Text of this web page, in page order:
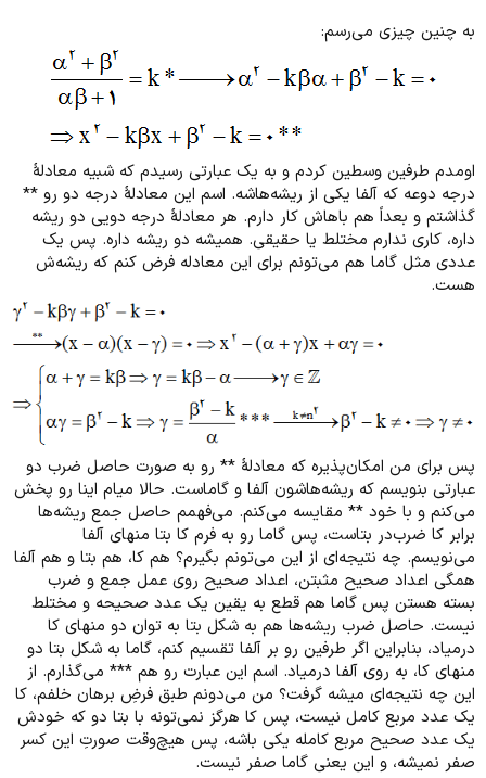
به چنین چیزی می‌رسم:
اومدم طرفین وسطین کردم و به یک عبارتی رسیدم که شبیه معادلۀ
درجه دوعه که آلفا یکی از ریشه‌هاشه. اسم این معادلۀ درجه دو رو **
گذاشتم و بعداً هم باهاش کار دارم. هر معادلۀ درجه دویی دو ریشه
داره، کاری ندارم مختلط یا حقیقی. همیشه دو ریشه داره. پس یک
عددی مثل گاما هم می‌تونم برای این معادله فرض کنم که ریشه‌ش
هست.
پس برای من امکان‌پذیره که معادلۀ ** رو به صورت حاصل ضرب دو
عبارتی بنویسم که ریشه‌هاشون آلفا و گاماست. حالا میام اینا رو پخش
می‌کنم و با خود ** مقایسه می‌کنم. می‌فهمم حاصل جمع ریشه‌ها
برابر کا ضرب‌در بتاست، پس گاما رو به فرم کا بتا منهای آلفا
می‌نویسم. چه نتیجه‌ای از این می‌تونم بگیرم؟ هم کا، هم بتا و هم آلفا
همگی اعداد صحیح مثبتن، اعداد صحیح روی عمل جمع و ضرب
بسته هستن پس گاما هم قطع به یقین یک عدد صحیحه و مختلط
نیست. حاصل ضرب ریشه‌ها هم به شکل بتا به توان دو منهای کا
درمیاد، بنابراین اگر طرفین رو بر آلفا تقسیم کنم، گاما به شکل بتا دو
منهای کا، به روی آلفا درمیاد. اسم این عبارت رو هم *** می‌گذارم. از
این چه نتیجه‌ای میشه گرفت؟ من می‌دونم طبق فرضِ برهان خلفم، کا
یک عدد مربع کامل نیست، پس کا هرگز نمی‌تونه با بتا دو که خودش
یک عدد صحیح مربع کامله یکی باشه، پس هیچ‌وقت صورتِ این کسر
صفر نمیشه، و این یعنی گاما صفر نیست.